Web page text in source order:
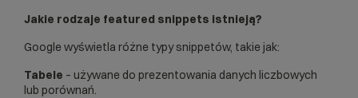
Jakie rodzaje featured snippets istnieją?
Google wyświetla różne typy snippetów, takie jak:
Tabele – używane do prezentowania danych liczbowych
lub porównań.